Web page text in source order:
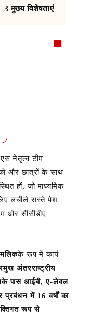
3 मुख्य विशेषताएं
नेतृत्व टीम
और छात्रों के साथ
हों, जो माध्यमिक
लचीले रास्ते पेश
और सीसीडीए
मलिकके रूप में कार्य
अंतरराष्ट्रीय
पास आईबी, ए-लेवल
प्रबंधन में 16 वर्षों का
रूप से